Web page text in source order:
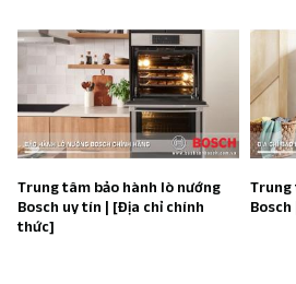
Trung tâm bảo hành lò nướng
Bosch uy tín | [Địa chỉ chính
thức]
Trung